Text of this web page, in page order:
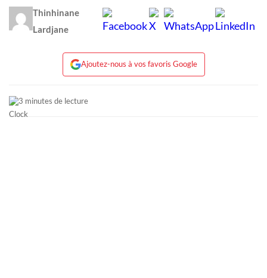
Thinhinane
Lardjane
Ajoutez-nous à vos favoris Google
3 minutes de lecture